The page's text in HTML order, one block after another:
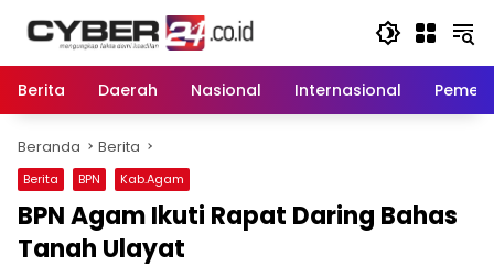
Berita
Daerah Nasional Internasional
Beranda Berita
Berita BPN Kab.Agam
BPN Agam Ikuti Rapat Daring Bahas
Tanah Ulayat